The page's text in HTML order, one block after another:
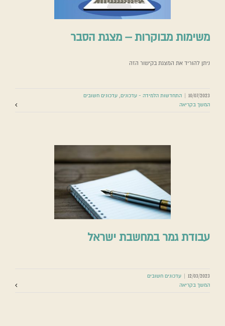
משימות מבוקרות – מצגת הסבר
ניתן להוריד את המצגת בקישור הזה
10/07/2023
| התחדשות הלמידה - עדכונים, עדכונים חשובים
המשך בקריאה
עבודת גמר במחשבת ישראל
12/03/2023
| עדכונים חשובים
המשך בקריאה